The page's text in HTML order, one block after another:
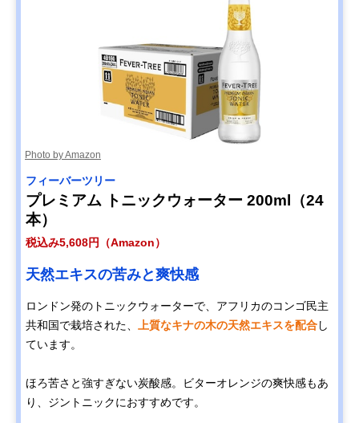
Photo by Amazon
フィーバーツリー
プレミアム トニックウォーター 200ml（24
本）
税込み5,608円（Amazon）
天然エキスの苦みと爽快感
ロンドン発のトニックウォーターで、アフリカのコンゴ民主
共和国で栽培された、
上質なキナの木の天然エキスを配合し
ています。
ほろ苦さと強すぎない炭酸感。ビターオレンジの爽快感もあ
り、ジントニックにおすすめです。